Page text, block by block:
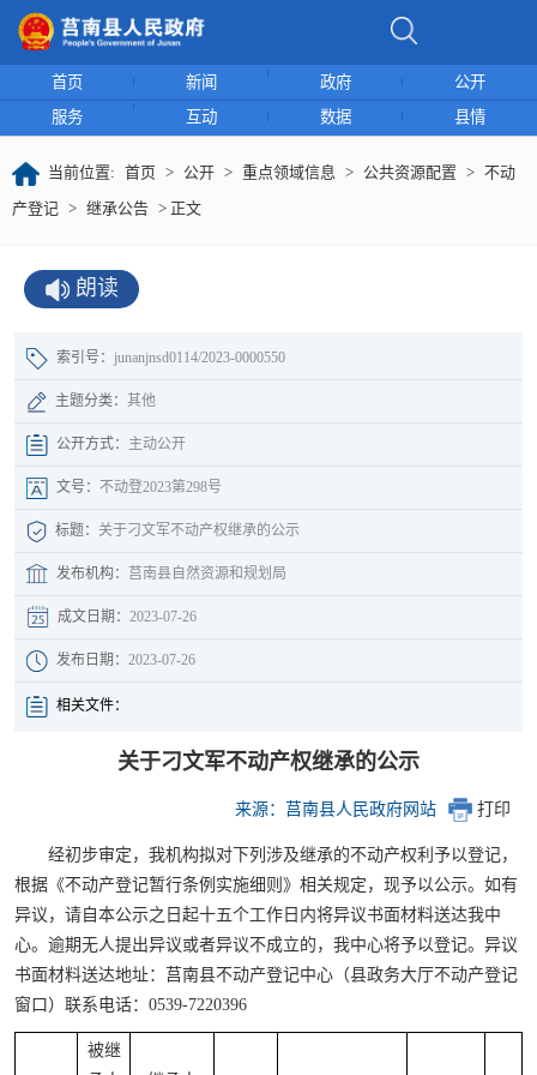
首页 新闻 政府
公开
服务
互动 数据 县情
当前位置: 首页 > 公开 > 重点领域信息 > 公共资源配置 > 不动
产登记 > 继承公告 > 正文
朗读
索引号： junanjnsd0114/2023-0000550
主题分类： 其他
公开方式： 主动公开
文号： 不动登2023第298号
标题： 关于刁文军不动产权继承的公示
发布机构： 莒南县自然资源和规划局
成文日期： 2023-07-26
发布日期： 2023-07-26
相关文件：
关于刁文军不动产权继承的公示
来源：莒南县人民政府网站 打印
经初步审定，我机构拟对下列涉及继承的不动产权利予以登记，
根据《不动产登记暂行条例实施细则》相关规定，现予以公示。如有
异议，请自本公示之日起十五个工作日内将异议书面材料送达我中
心。逾期无人提出异议或者异议不成立的，我中心将予以登记。异议
书面材料送达地址：莒南县不动产登记中心（县政务大厅不动产登记
窗口）联系电话：0539-7220396
被继